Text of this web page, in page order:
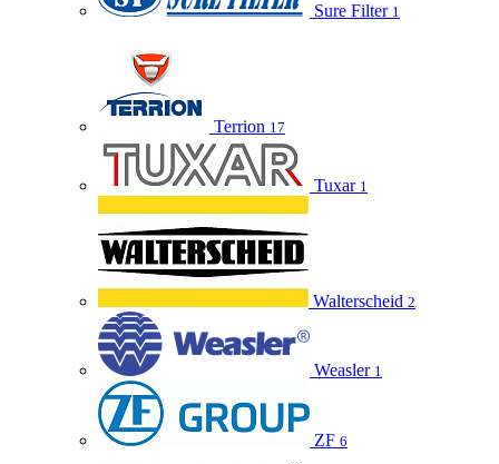
Sure Filter 1
Terrion 17
Tuxar 1
Walterscheid 2
Weasler 1
ZF 6